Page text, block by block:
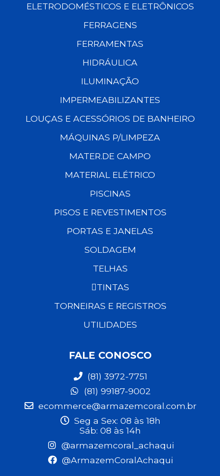
ELETRODOMÉSTICOS E ELETRÔNICOS
FERRAGENS
FERRAMENTAS
HIDRÁULICA
ILUMINAÇÃO
IMPERMEABILIZANTES
LOUÇAS E ACESSÓRIOS DE BANHEIRO
MÁQUINAS P/LIMPEZA
MATER.DE CAMPO
MATERIAL ELÉTRICO
PISCINAS
PISOS E REVESTIMENTOS
PORTAS E JANELAS
SOLDAGEM
TELHAS
TINTAS
TORNEIRAS E REGISTROS
UTILIDADES
FALE CONOSCO
(81) 3972-7751
(81) 99187-9002
ecommerce@armazemcoral.com.br
Seg a Sex: 08 às 18h
Sáb: 08 às 14h
@armazemcoral_achaqui
@ArmazemCoralAchaqui